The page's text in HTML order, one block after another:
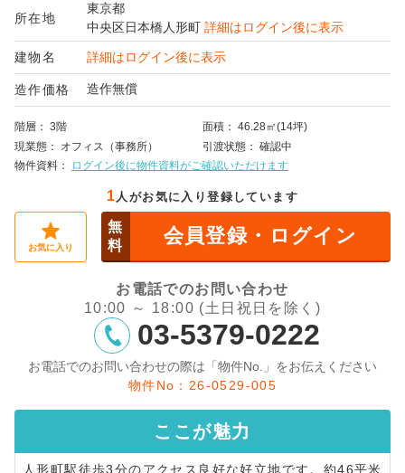
所在地
東京都
中央区日本橋人形町 詳細はログイン後に表示
建物名 詳細はログイン後に表示
造作価格 造作無償
階層 3階 面積
46.28㎡(14坪)
現業態
オフィス（事務所） 引渡状態
確認中
物件資料
ログイン後に物件資料がご確認いただけます
1 人がお気に入り登録しています
お気に入り
無
料
会員登録・ログイン
お電話でのお問い合わせ
10:00 ～ 18:00 (土日祝日を除く)
03-5379-0222
お電話でのお問い合わせの際は「物件No.」をお伝えください
物件No：26-0529-005
ここが魅力
人形町駅徒歩3分のアクセス良好な好立地です。約46平米